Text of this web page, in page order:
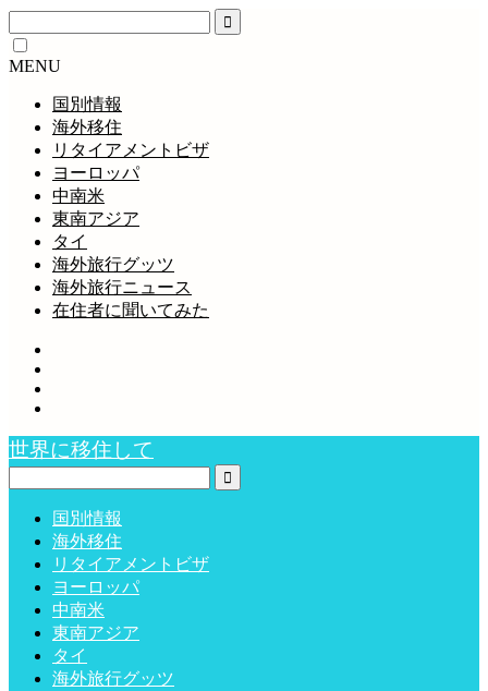
MENU
国別情報
海外移住
リタイアメントビザ
ヨーロッパ
中南米
東南アジア
タイ
海外旅行グッツ
海外旅行ニュース
在住者に聞いてみた
世界に移住して
国別情報
海外移住
リタイアメントビザ
ヨーロッパ
中南米
東南アジア
タイ
海外旅行グッツ